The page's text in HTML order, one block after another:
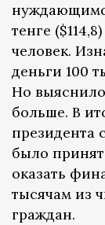
тенге
человек.
деньги 100
Но
больше. В
президента
было
оказать
тысячам из
граждан.